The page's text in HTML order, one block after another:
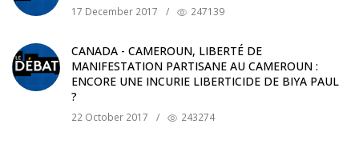
17 December 2017 / 247139
CANADA - CAMEROUN, LIBERTÉ DE
MANIFESTATION PARTISANE AU CAMEROUN :
ENCORE UNE INCURIE LIBERTICIDE DE BIYA PAUL
?
22 October 2017 / 243274